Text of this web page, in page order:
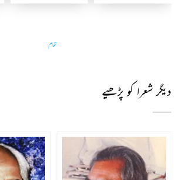
تمام
دیگر شعرا کو پڑھیے